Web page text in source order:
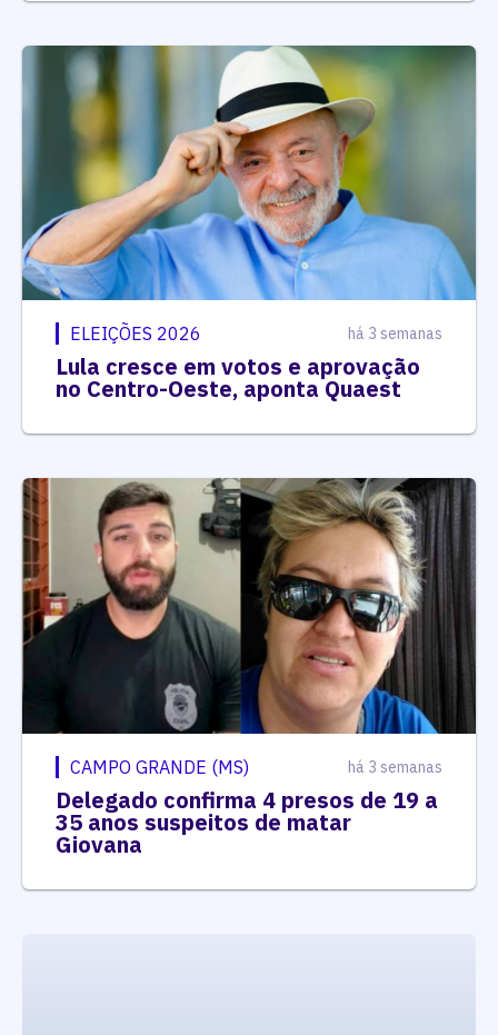
ELEIÇÕES 2026 há 3 semanas
Lula cresce em votos e aprovação
no Centro-Oeste, aponta Quaest
CAMPO GRANDE (MS) há 3 semanas
Delegado confirma 4 presos de 19 a
35 anos suspeitos de matar
Giovana